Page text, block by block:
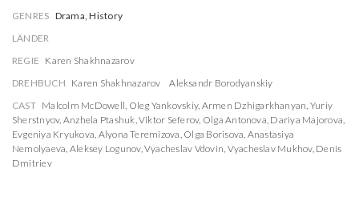
GENRES Drama, History
LÄNDER
REGIE Karen Shakhnazarov
DREHBUCH Karen Shakhnazarov
Aleksandr Borodyanskiy
CAST Malcolm McDowell, Oleg Yankovskiy, Armen Dzhigarkhanyan, Yuriy
Sherstnyov, Anzhela Ptashuk,Viktor Seferov, Olga Antonova, Dariya Majorova,
Evgeniya Kryukova, Alyona Teremizova, Olga Borisova, Anastasiya
Nemolyaeva, Aleksey Logunov,Vyacheslav Vdovin, Vyacheslav Mukhov, Denis
Dmitriev